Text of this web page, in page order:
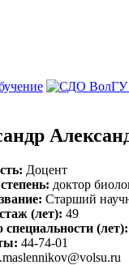
Доцент
доктор
Старший
(лет): 49
(лет):
44-74-01